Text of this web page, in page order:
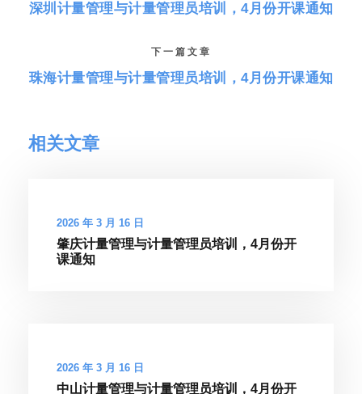
深圳计量管理与计量管理员培训，4月份开课通知
下一篇文章
珠海计量管理与计量管理员培训，4月份开课通知
相关文章
2026 年 3 月 16 日
肇庆计量管理与计量管理员培训，4月份开
课通知
2026 年 3 月 16 日
中山计量管理与计量管理员培训，4月份开